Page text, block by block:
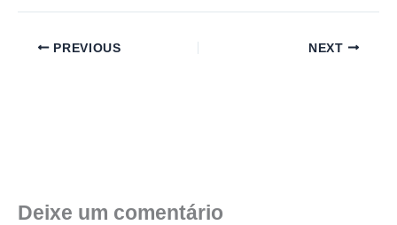
PREVIOUS NEXT
Deixe um comentário